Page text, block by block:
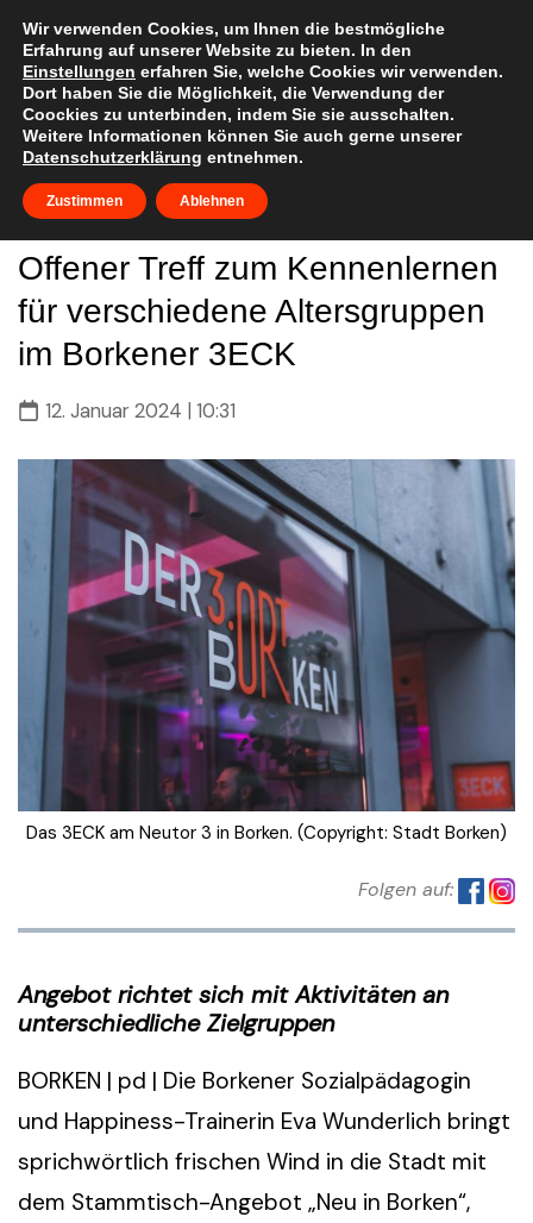
content
Offener Treff zum Kennenlernen
für verschiedene Altersgruppen
im Borkener 3ECK
12. Januar 2024 | 10:31
Das 3ECK am Neutor 3 in Borken. (Copyright: Stadt Borken)
Folgen auf:
Angebot richtet sich mit Aktivitäten an
unterschiedliche Zielgruppen
BORKEN | pd | Die Borkener Sozialpädagogin
und Happiness-Trainerin Eva Wunderlich bringt
sprichwörtlich frischen Wind in die Stadt mit
dem Stammtisch-Angebot „Neu in Borken“,
Wir verwenden Cookies, um Ihnen die bestmögliche
Erfahrung auf unserer Website zu bieten. In den
Einstellungen erfahren Sie, welche Cookies wir verwenden.
Dort haben Sie die Möglichkeit, die Verwendung der
Coockies zu unterbinden, indem Sie sie ausschalten.
Weitere Informationen können Sie auch gerne unserer
Datenschutzerklärung entnehmen.
Zustimmen Ablehnen